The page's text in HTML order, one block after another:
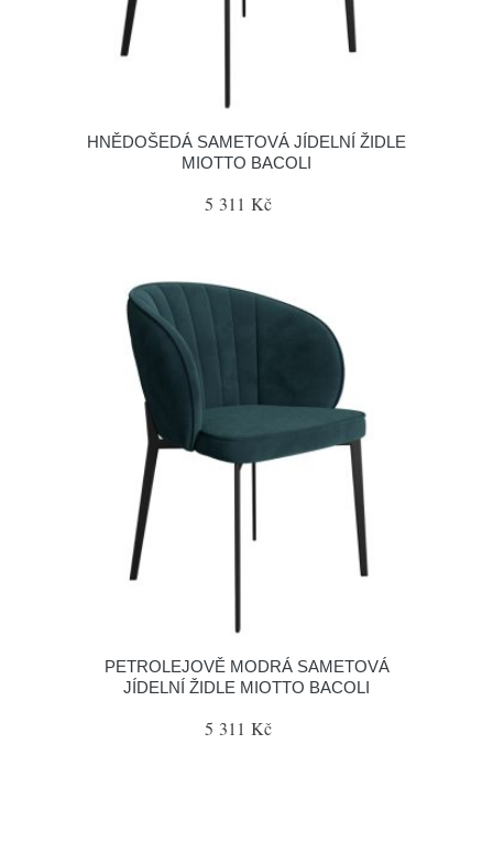
HNĚDOŠEDÁ SAMETOVÁ JÍDELNÍ ŽIDLE
MIOTTO BACOLI
5 311 Kč
PETROLEJOVĚ MODRÁ SAMETOVÁ
JÍDELNÍ ŽIDLE MIOTTO BACOLI
5 311 Kč